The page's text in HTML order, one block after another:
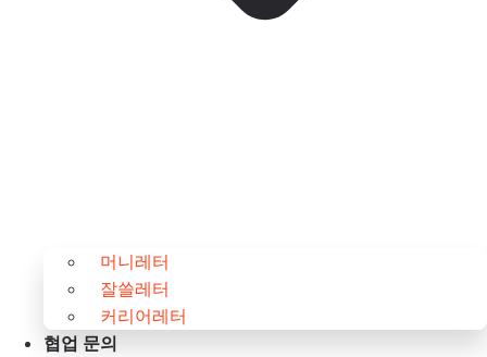
머니레터
잘쓸레터
커리어레터
협업 문의